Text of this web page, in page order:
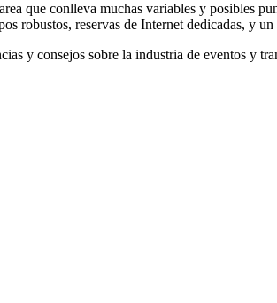
que conlleva muchas variables y posibles
robustos, reservas de Internet dedicadas, y
y consejos sobre la industria de eventos y